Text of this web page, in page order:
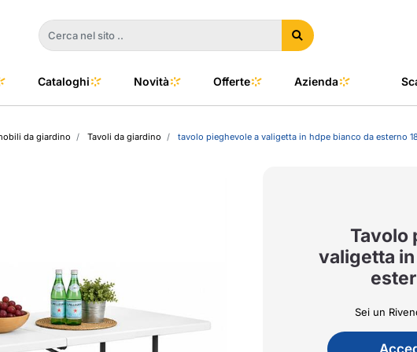
e Clima
Cataloghi Novità Offerte Azienda
da giardino Tavoli da giardino tavolo pieghevole a valigetta in hdpe bianco da esterno
Tavolo
valigetta in
Sei un